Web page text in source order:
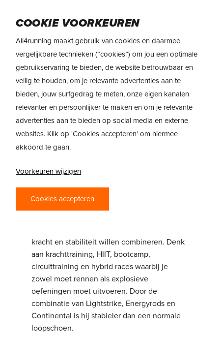
content
REVIEW
Trainer
ADIDAS ADIZERO
DROPSET PRO
TRAINER – JOUW
PARTNER VOOR
HYBRIDE
TRAININGEN
De adidas Adizero Dropset Pro Trainer is
kracht en stabiliteit willen combineren. Denk
aan krachttraining, HIIT, bootcamp,
circuittraining en hybrid races waarbij je
zowel moet rennen als explosieve
oefeningen moet uitvoeren. Door de
combinatie van Lightstrike, Energyrods en
Continental is hij stabieler dan een normale
loopschoen.
COOKIE VOORKEUREN
All4running maakt gebruik van cookies en daarmee
vergelijkbare technieken (“cookies”) om jou een optimale
gebruikservaring te bieden, de website betrouwbaar en
veilig te houden, om je relevante advertenties aan te
bieden, jouw surfgedrag te meten, onze eigen kanalen
relevanter en persoonlijker te maken en om je relevante
advertenties aan te bieden op social media en externe
websites. Klik op 'Cookies accepteren' om hiermee
akkoord te gaan.
Voorkeuren wijzigen
Cookies accepteren